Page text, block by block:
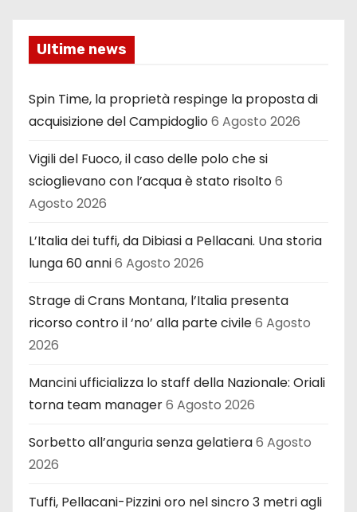
Ultime news
Spin Time, la proprietà respinge la proposta di
acquisizione del Campidoglio6 Agosto 2026
Vigili del Fuoco, il caso delle polo che si
scioglievano con l’acqua è stato risolto6
Agosto 2026
L’Italia dei tuffi, da Dibiasi a Pellacani. Una storia
lunga 60 anni6 Agosto 2026
Strage di Crans Montana, l’Italia presenta
ricorso contro il ‘no’ alla parte civile6 Agosto
2026
Mancini ufficializza lo staff della Nazionale: Oriali
torna team manager6 Agosto 2026
Sorbetto all’anguria senza gelatiera6 Agosto
2026
Tuffi, Pellacani-Pizzini oro nel sincro 3 metri agli